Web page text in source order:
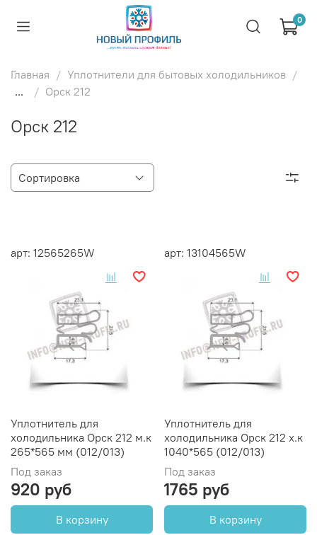
0
Главная
Уплотнители для бытовых холодильников
...
Орск 212
Орск 212
арт: 12565265W
Уплотнитель для
холодильника Орск 212 м.к
265*565 мм (012/013)
Под заказ
920 руб
В корзину
арт: 13104565W
Уплотнитель для
холодильника Орск 212 х.к
1040*565 (012/013)
Под заказ
1765 руб
В корзину